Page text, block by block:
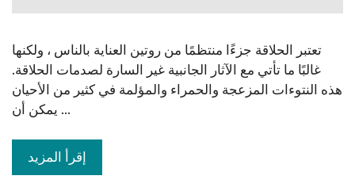
تعتبر الحلاقة جزءًا منتظمًا من روتين العناية بالناس ، ولكنها
غالبًا ما تأتي مع الآثار الجانبية غير السارة لصدمات الحلاقة.
هذه النتوءات المزعجة والحمراء والمؤلمة في كثير من الأحيان
يمكن أن ...
إقرأ المزيد